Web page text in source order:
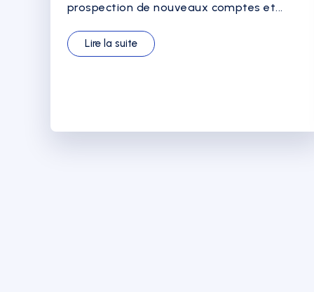
prospection de nouveaux comptes et...
Lire la suite